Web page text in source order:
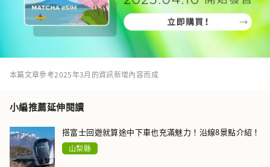
本篇文章參考2025年3月的資訊新增內容而成
小編推薦延伸閱讀
搭富士回遊就算途中下車也充滿魅力！沿線8景點介紹！
山梨縣